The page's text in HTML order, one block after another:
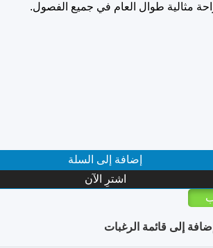
مثالية طوال العام في جميع الفصول.
إضافة إلى السلة
اشترِ الآن
إضافة إلى قائمة الرغبات